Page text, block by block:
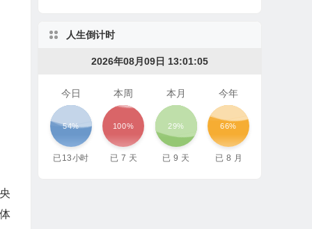
人生倒计时
2026年08月09日 13:01:06
今日
54%
已13小时
本周
100%
已 7 天
本月
29%
已 9 天
今年
66%
已 8 月